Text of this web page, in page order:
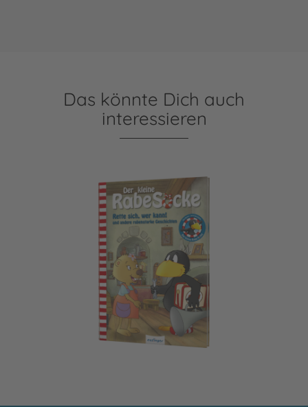
Das könnte Dich auch
interessieren
Der kleine Rabe Socke: Rette sich, wer kann! und andere